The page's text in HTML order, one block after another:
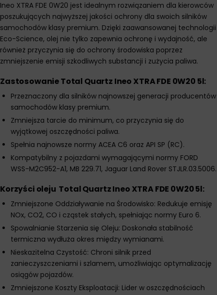
Ineo XTRA FDE 0W20 jest idealnym rozwiązaniem dla kierowców
poszukujących najwyższej jakości ochrony dla swoich silników
samochodów klasy premium. Dzięki zaawansowanej technologii
Eco-Science, olej nie tylko zapewnia ochronę i wydajność, ale
również przyczynia się do ochrony środowiska poprzez
zmniejszenie emisji szkodliwych substancji i zużycia paliwa.
Zastosowanie Total Quartz Ineo XTRA FDE 0W20 5l:
Przeznaczony dla silników najnowszej generacji producentów
samochodów klasy premium.
Zmniejsza tarcie do minimum, co przyczynia się do
wyjątkowej oszczędności paliwa.
Spełnia najnowsze normy ACEA C6 oraz API SP (RC).
Kompatybilny z pojazdami wymagającymi normy FORD
WSS-M2C952-A1, MB 229.71, Jaguar Land Rover STJLR.03.5006.
Korzyści oleju Total Quartz Ineo XTRA FDE 0W20 5l:
Zmniejszone Oddziaływanie na Środowisko: Redukuje emisję
NOx, CO2, CO i cząstek stałych, spełniając normy Euro 6.
Spowalnianie Starzenia się Oleju: Doskonała stabilność
termiczna wydłuża okres między wymianami.
Nieskazitelna Czystość: Chroni silnik przed
zanieczyszczeniami i szlamem, umożliwiając optymalizację
osiągów pojazdów.
Zmniejszone Koszty Eksploatacji: Lider w oszczędnościach